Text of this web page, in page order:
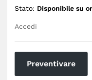
Stato: Disponibile su
Accedi
Preventivare